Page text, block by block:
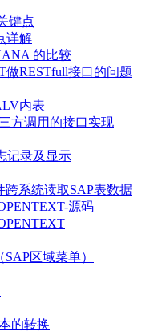
键点
详解
的比较
做RESTfull接口的问题
内表
方调用的接口实现
记录及显示
跨系统读取SAP表数据
源码
区域菜单）
的转换